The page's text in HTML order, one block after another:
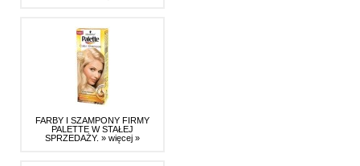
FARBY I SZAMPONY FIRMY
PALETTE W STAŁEJ
SPRZEDAŻY. » więcej »